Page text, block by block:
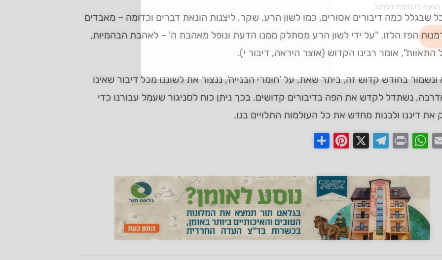
שבגלל כמה דיבורים אסורים, כמו לשון הרע, שקר, ליצנות הונאת דברים וכדומה – מאבדים
הפז הלזו. "על ידי לשון הרע מסתלק ממנו הדעת ונופל מאהבת ה' – לאהבת הבהמיות,
אומר רבינו הקדוש (אוצר היראה, דיבור י).
בחודש קדוש זה, ביתר שאת, על 'חומרי הבנייה', ננצור את לשוננו מכל דיבור שאינו
נשתדל לקדש את הפה בדיבורים קדושים. בכך ניתן כוח לסניגור שעמל עבורנו כדי
את דיננו ולבנות מחדש את כל העולמות התלויים בנו.
Email
WhatsApp
Print
Telegram
Pinterest
הגעה בלחיצת כפתור.
➔